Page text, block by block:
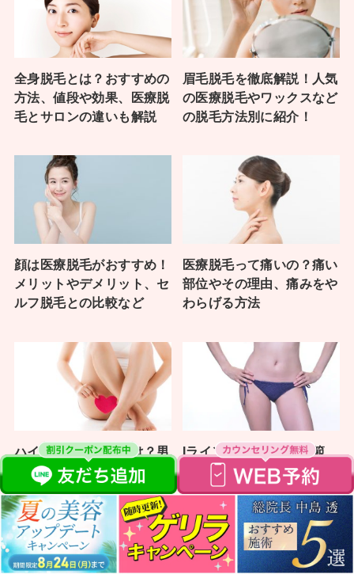
全身脱毛とは？おすすめの
方法、値段や効果、医療脱
毛とサロンの違いも解説
眉毛脱毛を徹底解説！人気
の医療脱毛やワックスなど
の脱毛方法別に紹介！
顔は医療脱毛がおすすめ！
メリットやデメリット、セ
ルフ脱毛との比較など
医療脱毛って痛いの？痛い
部位やその理由、痛みをや
わらげる方法
ハイジニーナ脱毛とは？男
性からの印象や後悔しない
ための脱毛知識を解説
Iラインはどこ？VIOの範
囲・後悔しない残し方を医
師監修解説